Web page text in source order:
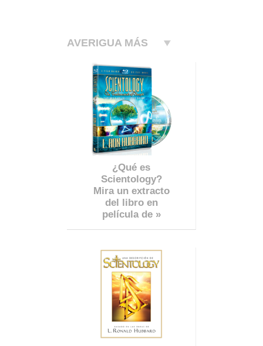
AVERIGUA MÁS
¿Qué es
Scientology?
Mira un extracto
del libro en
película de »